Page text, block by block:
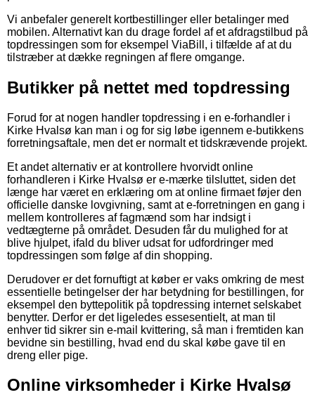
Vi anbefaler generelt kortbestillinger eller betalinger med
mobilen. Alternativt kan du drage fordel af et afdragstilbud på
topdressingen som for eksempel ViaBill, i tilfælde af at du
tilstræber at dække regningen af flere omgange.
Butikker på nettet med topdressing
Forud for at nogen handler topdressing i en e-forhandler i
Kirke Hvalsø kan man i og for sig løbe igennem e-butikkens
forretningsaftale, men det er normalt et tidskrævende projekt.
Et andet alternativ er at kontrollere hvorvidt online
forhandleren i Kirke Hvalsø er e-mærke tilsluttet, siden det
længe har været en erklæring om at online firmaet føjer den
officielle danske lovgivning, samt at e-forretningen en gang i
mellem kontrolleres af fagmænd som har indsigt i
vedtægterne på området. Desuden får du mulighed for at
blive hjulpet, ifald du bliver udsat for udfordringer med
topdressingen som følge af din shopping.
Derudover er det fornuftigt at køber er vaks omkring de mest
essentielle betingelser der har betydning for bestillingen, for
eksempel den byttepolitik på topdressing internet selskabet
benytter. Derfor er det ligeledes essesentielt, at man til
enhver tid sikrer sin e-mail kvittering, så man i fremtiden kan
bevidne sin bestilling, hvad end du skal købe gave til en
dreng eller pige.
Online virksomheder i Kirke Hvalsø